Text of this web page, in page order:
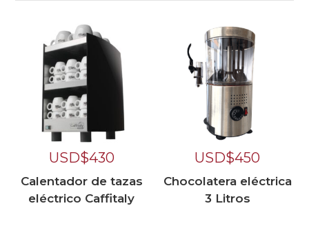
USD$430
Calentador de tazas
eléctrico Caffitaly
USD$450
Chocolatera eléctrica
3 Litros